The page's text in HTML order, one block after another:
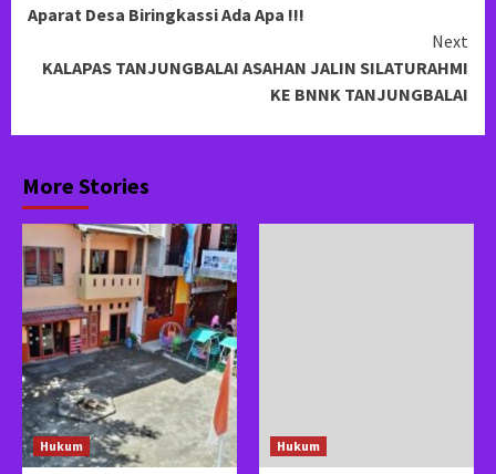
Aparat Desa Biringkassi Ada Apa !!!
Next
KALAPAS TANJUNGBALAI ASAHAN JALIN SILATURAHMI
KE BNNK TANJUNGBALAI
More Stories
Hukum Hukum